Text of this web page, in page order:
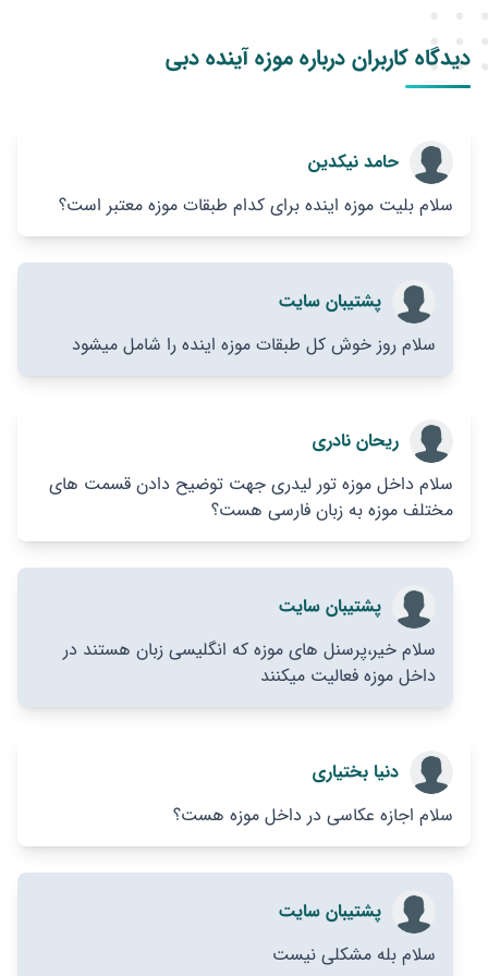
دیدگاه کاربران درباره موزه آینده دبی
حامد نیکدین
سلام بلیت موزه اینده برای کدام طبقات موزه معتبر است؟
پشتیبان سایت
سلام روز خوش کل طبقات موزه اینده را شامل میشود
ریحان نادری
سلام داخل موزه تور لیدری جهت توضیح دادن قسمت های
مختلف موزه به زبان فارسی هست؟
پشتیبان سایت
سلام خیر،پرسنل های موزه که انگلیسی زبان هستند در
داخل موزه فعالیت میکنند
دنیا بختیاری
سلام اجازه عکاسی در داخل موزه هست؟
پشتیبان سایت
سلام بله مشکلی نیست